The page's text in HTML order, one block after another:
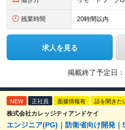
残業時間 20時間以内
求人を見る
掲載終了予定日：
NEW 正社員 面接情報有 話を聞きた
株式会社カレッジティアンドケイ
エンジニア(PG)｜防衛省向け開発｜